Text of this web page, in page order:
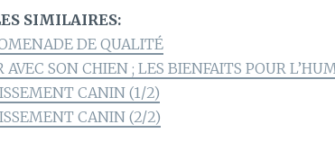
SIMILAIRES:
DE QUALITÉ
AVEC SON CHIEN ; LES BIENFAITS POUR
CANIN (1/2)
CANIN (2/2)